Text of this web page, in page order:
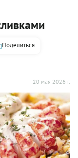
20 мая 2026 г.
Поделиться